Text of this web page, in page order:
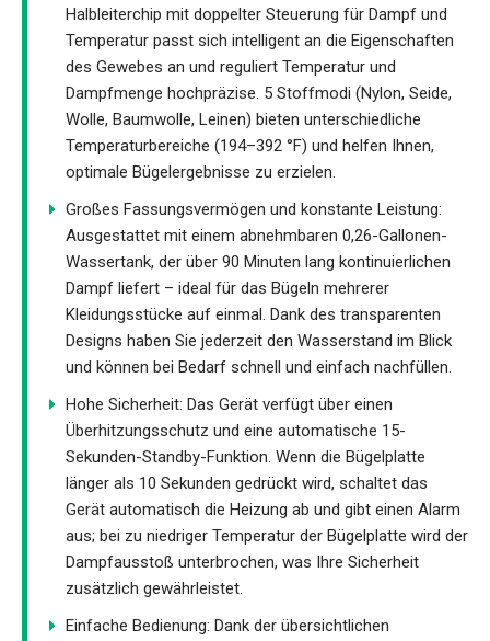
Halbleiterchip mit doppelter Steuerung für Dampf und
Temperatur passt sich intelligent an die Eigenschaften
des Gewebes an und reguliert Temperatur und
Dampfmenge hochpräzise. 5 Stoffmodi (Nylon, Seide,
Wolle, Baumwolle, Leinen) bieten unterschiedliche
Temperaturbereiche (194–392 °F) und helfen Ihnen,
optimale Bügelergebnisse zu erzielen.
Großes Fassungsvermögen und konstante Leistung:
Ausgestattet mit einem abnehmbaren 0,26-Gallonen-
Wassertank, der über 90 Minuten lang kontinuierlichen
Dampf liefert – ideal für das Bügeln mehrerer
Kleidungsstücke auf einmal. Dank des transparenten
Designs haben Sie jederzeit den Wasserstand im Blick
und können bei Bedarf schnell und einfach nachfüllen.
Hohe Sicherheit: Das Gerät verfügt über einen
Überhitzungsschutz und eine automatische 15-
Sekunden-Standby-Funktion. Wenn die Bügelplatte
länger als 10 Sekunden gedrückt wird, schaltet das
Gerät automatisch die Heizung ab und gibt einen Alarm
aus; bei zu niedriger Temperatur der Bügelplatte wird der
Dampfausstoß unterbrochen, was Ihre Sicherheit
zusätzlich gewährleistet.
Einfache Bedienung: Dank der übersichtlichen